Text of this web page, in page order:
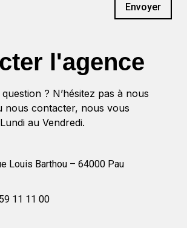
l'agence
? N’hésitez pas à nous
nous contacter, nous vous
au Vendredi.
Louis Barthou – 64000 Pau
11 11 00
Envoyer